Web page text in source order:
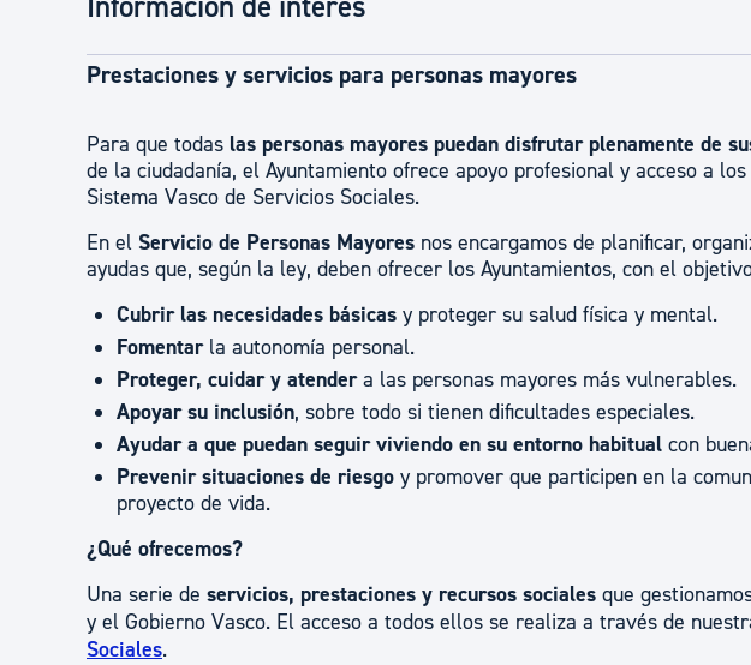
Prestaciones y servicios para personas mayores
Para que todas las personas mayores puedan disfrutar plenamente de
de la ciudadanía, el Ayuntamiento ofrece apoyo profesional y acceso a
Sistema Vasco de Servicios Sociales.
En el Servicio de Personas Mayores nos encargamos de planificar,
ayudas que, según la ley, deben ofrecer los Ayuntamientos, con el
Cubrir las necesidades básicas y proteger su salud física y mental.
Fomentar la autonomía personal.
Proteger, cuidar y atendera las personas mayores más vulnerables.
Apoyar su inclusión, sobre todo si tienen dificultades especiales.
Ayudar a que puedan seguir viviendo en su entorno habitual con
Prevenir situaciones de riesgo y promover que participen en la
proyecto de vida.
¿Qué ofrecemos?
Una serie de servicios, prestaciones y recursos sociales que
y el Gobierno Vasco. El acceso a todos ellos se realiza a través de
Sociales.